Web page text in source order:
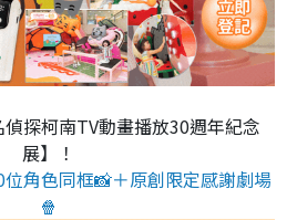
偵探柯南TV動畫播放30週年紀念
展】！
角色同框📸＋原創限定感謝劇場
🍿